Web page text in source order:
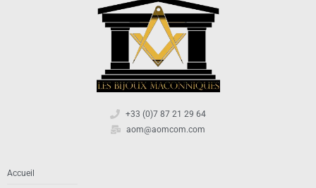
+33 (0)7 87 21 29 64
aom@aomcom.com
Accueil